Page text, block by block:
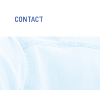
CONTACT